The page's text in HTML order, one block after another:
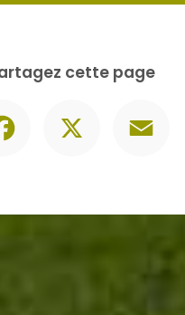
nous
06 30 74 62 86